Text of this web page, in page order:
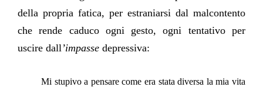
della propria fatica, per estraniarsi dal malcontento
che rende caduco ogni gesto, ogni tentativo per
uscire dall’impasse depressiva:
Mi stupivo a pensare come era stata diversa la mia vita